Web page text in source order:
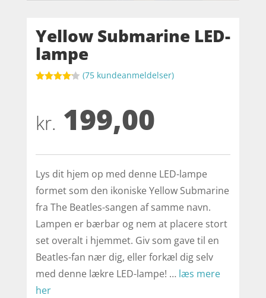
Yellow Submarine LED-
lampe
på
kundebedø
(75 kundeanmeldelser)
kr. 199,00
Lys dit hjem op med denne LED-lampe
formet som den ikoniske Yellow Submarine
fra The Beatles-sangen af samme navn.
Lampen er bærbar og nem at placere stort
set overalt i hjemmet. Giv som gave til en
Beatles-fan nær dig, eller forkæl dig selv
med denne lækre LED-lampe! … læs mere
her